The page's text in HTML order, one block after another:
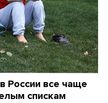
России все чаще
спискам